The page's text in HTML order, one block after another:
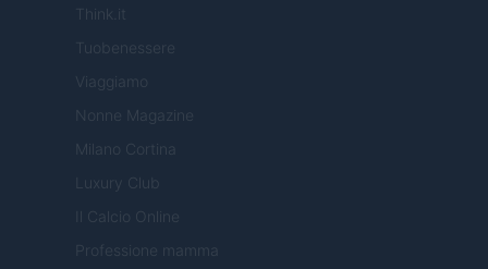
Think.it
Tuobenessere
Viaggiamo
Nonne Magazine
Milano Cortina
Luxury Club
Il Calcio Online
Professione mamma